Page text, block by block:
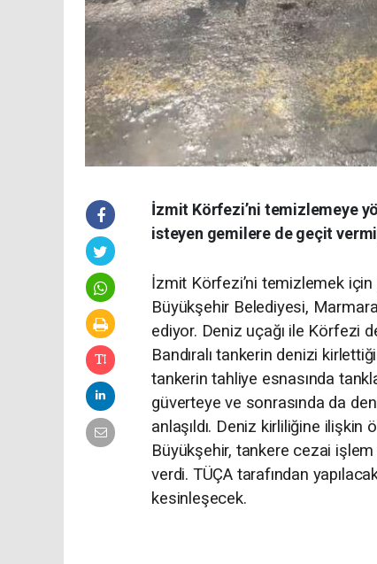
İzmit Körfezi’ni temizlemeye
isteyen gemilere de geçit
İzmit Körfezi’ni temizlemek için
Büyükşehir Belediyesi,
ediyor. Deniz uçağı ile Körfezi
Bandıralı tankerin denizi
tankerin tahliye esnasında
güverteye ve sonrasında da
anlaşıldı. Deniz kirliliğine ilişkin
Büyükşehir, tankere cezai işlem
verdi. TÜÇA tarafından
kesinleşecek.